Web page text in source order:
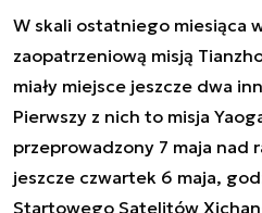
W skali ostatniego miesiąca
zaopatrzeniową misją
miały miejsce jeszcze dwa
Pierwszy z nich to misja
przeprowadzony 7 maja nad
jeszcze czwartek 6 maja,
Startowego Satelitów